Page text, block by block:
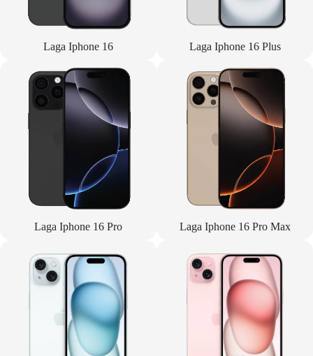
Laga Iphone 16 Laga Iphone 16 Plus
Laga Iphone 16 Pro Laga Iphone 16 Pro Max